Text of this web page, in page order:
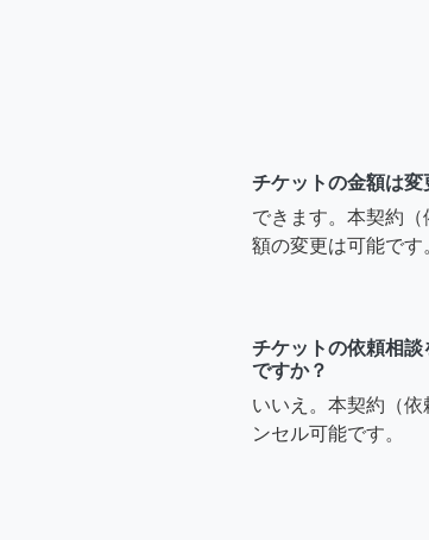
チケットの金額は変
できます。本契約
額の変更は可能です
チケットの依頼相
ですか？
いいえ。本契約（
ンセル可能です。